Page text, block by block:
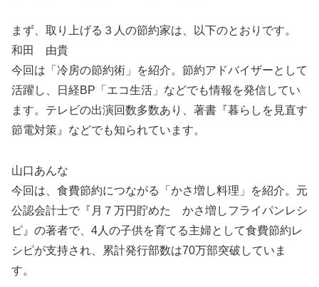
まず、取り上げる３人の節約家は、以下のとおりです。
和田 由貴
今回は「冷房の節約術」を紹介。節約アドバイザーとして
活躍し、日経BP「エコ生活」などでも情報を発信してい
ます。テレビの出演回数多数あり、著書『暮らしを見直す
節電対策』などでも知られています。
山口あんな
今回は、食費節約につながる「かさ増し料理」を紹介。元
公認会計士で『月７万円貯めた かさ増しフライパンレシ
ピ』の著者で、4人の子供を育てる主婦として食費節約レ
シピが支持され、累計発行部数は70万部突破していま
す。